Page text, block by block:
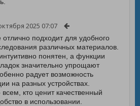
2025 07:07
подходит для удобного
различных материалов.
понятен, а функции
значительно упрощают
радует возможность
на разных устройствах.
кто ценит качественный
в использовании.